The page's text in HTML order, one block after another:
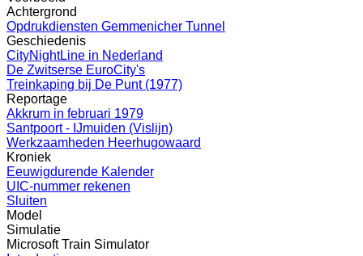
Achtergrond
Opdrukdiensten Gemmenicher Tunnel
Geschiedenis
CityNightLine in Nederland
De Zwitserse EuroCity's
Treinkaping bij De Punt (1977)
Reportage
Akkrum in februari 1979
Santpoort - IJmuiden (Vislijn)
Werkzaamheden Heerhugowaard
Kroniek
Eeuwigdurende Kalender
UIC-nummer rekenen
Sluiten
Model
Simulatie
Microsoft Train Simulator